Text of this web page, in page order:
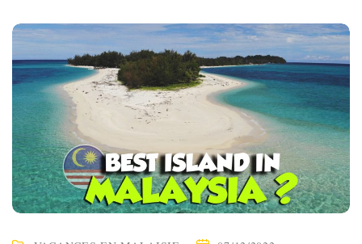
’
a
c
t
u
a
l